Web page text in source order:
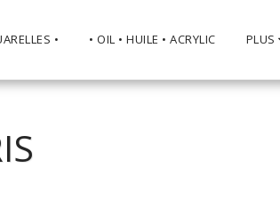
• • OIL • HUILE • ACRYLIC PLUS